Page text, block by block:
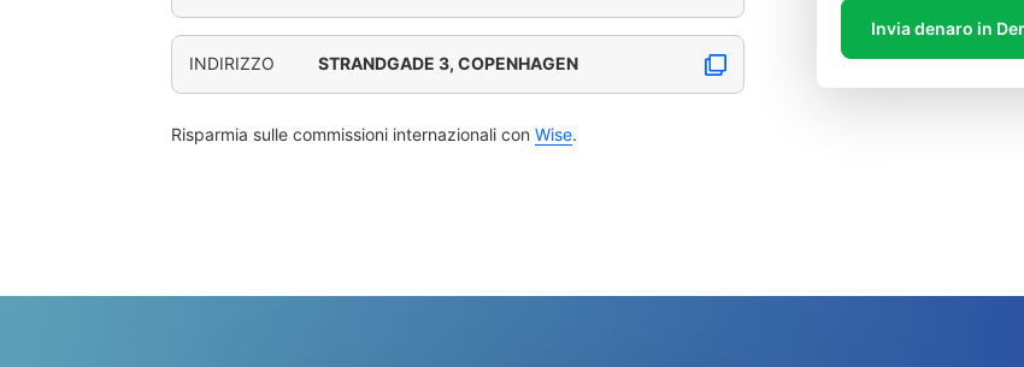
INDIRIZZO STRANDGADE 3, COPENHAGEN
Risparmia sulle commissioni internazionali con Wise.
Invia denaro in